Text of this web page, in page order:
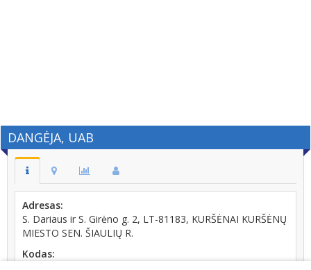
DANGĖJA, UAB
Adresas:
S. Dariaus ir S. Girėno g. 2, LT-81183, KURŠĖNAI KURŠĖNŲ
MIESTO SEN. ŠIAULIŲ R.
Kodas: